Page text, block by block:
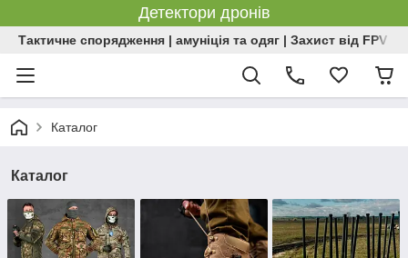
Детектори дронів
Тактичне спорядження | амуніція та одяг | Захист від FPV |
Каталог
Каталог